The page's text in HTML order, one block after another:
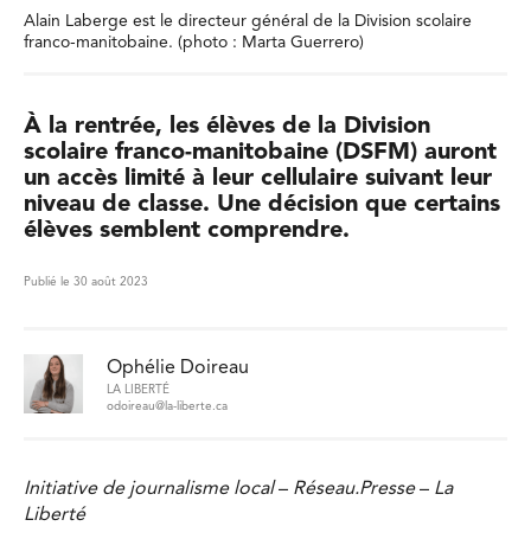
Alain Laberge est le directeur général de la Division scolaire
franco-manitobaine. (photo : Marta Guerrero)
À la rentrée, les élèves de la Division
scolaire franco-manitobaine (DSFM) auront
un accès limité à leur cellulaire suivant leur
niveau de classe. Une décision que certains
élèves semblent comprendre.
Publié le 30 août 2023
Ophélie Doireau
LA LIBERTÉ
odoireau@la-liberte.ca
Initiative de journalisme local– Réseau.Presse– La
Liberté